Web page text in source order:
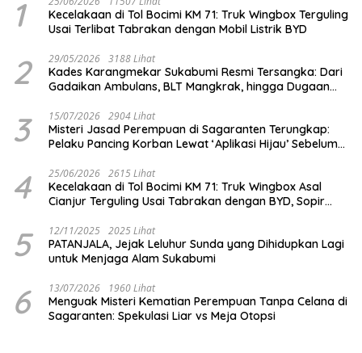
1
Kecelakaan di Tol Bocimi KM 71: Truk Wingbox Terguling
Usai Terlibat Tabrakan dengan Mobil Listrik BYD
2 29/05/2026 3188 Lihat
Kades Karangmekar Sukabumi Resmi Tersangka: Dari
Gadaikan Ambulans, BLT Mangkrak, hingga Dugaan
3 15/07/2026 2904 Lihat
Misteri Jasad Perempuan di Sagaranten Terungkap:
Pelaku Pancing Korban Lewat ‘Aplikasi Hijau’ Sebelum
4 25/06/2026 2615 Lihat
Kecelakaan di Tol Bocimi KM 71: Truk Wingbox Asal
Cianjur Terguling Usai Tabrakan dengan BYD, Sopir
5 12/11/2025 2025 Lihat
PATANJALA, Jejak Leluhur Sunda yang Dihidupkan Lagi
untuk Menjaga Alam Sukabumi
6 13/07/2026 1960 Lihat
Menguak Misteri Kematian Perempuan Tanpa Celana di
Sagaranten: Spekulasi Liar vs Meja Otopsi